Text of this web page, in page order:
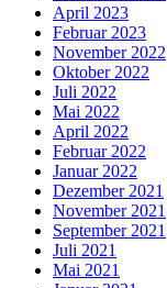
April 2023
Februar 2023
November 2022
Oktober 2022
Juli 2022
Mai 2022
April 2022
Februar 2022
Januar 2022
Dezember 2021
November 2021
September 2021
Juli 2021
Mai 2021